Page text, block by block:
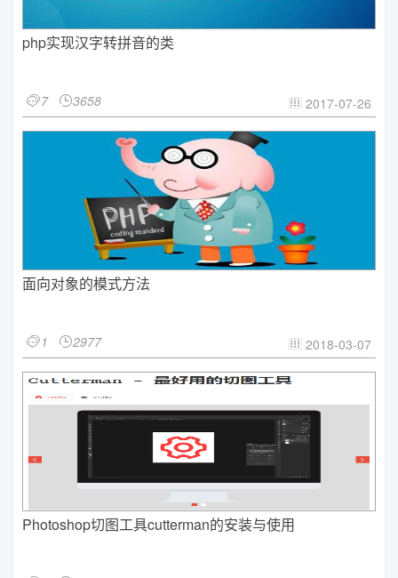
php实现汉字转拼音的类
7 3658  2017-07-26
面向对象的模式方法
1 2977  2018-03-07
Photoshop切图工具cutterman的安装与使用